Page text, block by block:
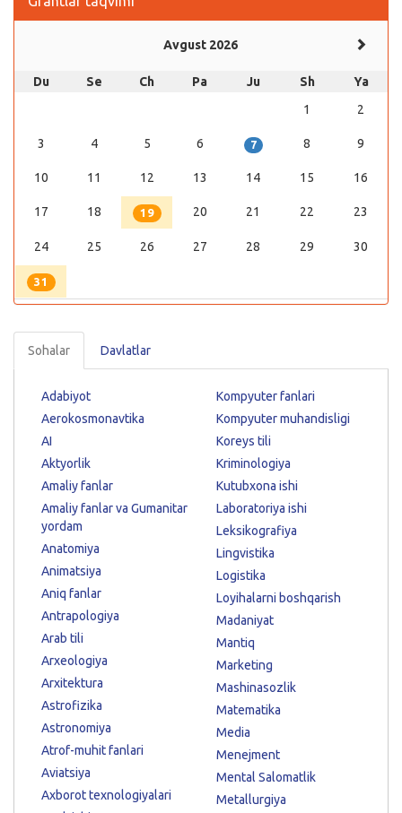
Avgust 2026
Du Se Ch Pa Ju Sh
Ya
1
2
3 4 5 6 7 8 9
10 11 12 13 14 15 16
17 18 19 20 21 22 23
24 25 26 27 28 29 30
31
Sohalar Davlatlar
Adabiyot
Aerokosmonavtika
AI
Aktyorlik
Amaliy fanlar
Amaliy fanlar va Gumanitar
yordam
Anatomiya
Animatsiya
Aniq fanlar
Antrapologiya
Arab tili
Arxeologiya
Arxitektura
Astrofizika
Astronomiya
Atrof-muhit fanlari
Aviatsiya
Axborot texnologiyalari
Kompyuter fanlari
Kompyuter muhandisligi
Koreys tili
Kriminologiya
Kutubxona ishi
Laboratoriya ishi
Leksikografiya
Lingvistika
Logistika
Loyihalarni boshqarish
Madaniyat
Mantiq
Marketing
Mashinasozlik
Matematika
Media
Menejment
Mental Salomatlik
Metallurgiya